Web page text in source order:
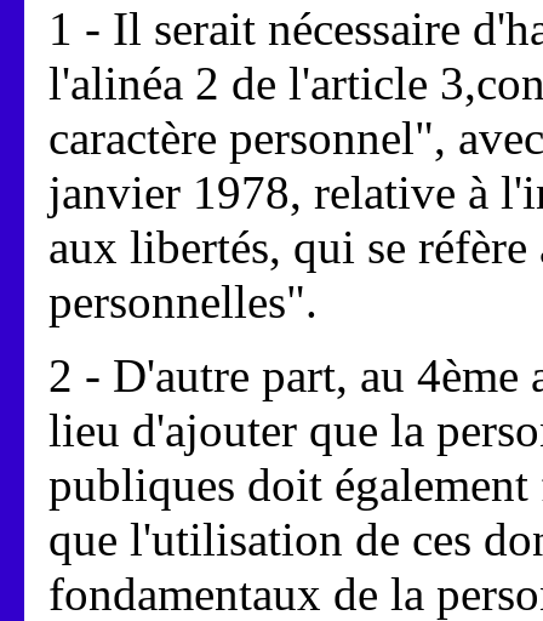
1 - Il serait nécessaire
l'alinéa 2 de l'article
caractère personnel",
janvier 1978, relative à
aux libertés, qui se
personnelles".
2 - D'autre part, au
lieu d'ajouter que la
publiques doit
que l'utilisation de ces
fondamentaux de la